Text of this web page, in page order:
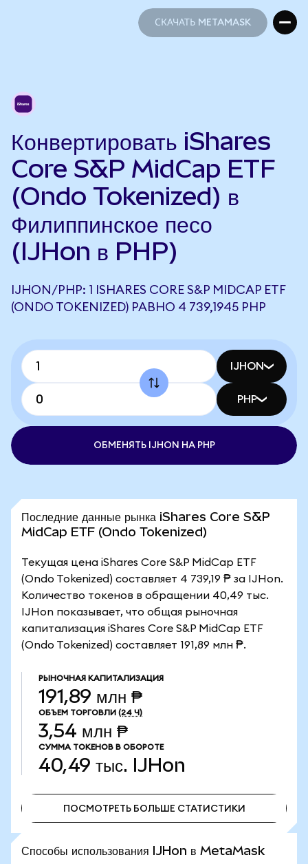
СКАЧАТЬ METAMASK
Конвертировать iShares
Core S&P MidCap ETF
(Ondo Tokenized) в
Филиппинское песо
(IJHon в PHP)
IJHON/PHP: 1 ISHARES CORE S&P MIDCAP ETF
(ONDO TOKENIZED) РАВНО 4 739,1945 PHP
IJHON
PHP
ОБМЕНЯТЬ IJHON НА PHP
Последние данные рынка iShares Core S&P
MidCap ETF (Ondo Tokenized)
Текущая цена iShares Core S&P MidCap ETF
(Ondo Tokenized) составляет 4 739,19 ₱ за IJHon.
Количество токенов в обращении 40,49 тыс.
IJHon показывает, что общая рыночная
капитализация iShares Core S&P MidCap ETF
(Ondo Tokenized) составляет 191,89 млн ₱.
РЫНОЧНАЯ КАПИТАЛИЗАЦИЯ
191,89 млн ₱
ОБЪЕМ ТОРГОВЛИ (24 Ч)
3,54 млн ₱
СУММА ТОКЕНОВ В ОБОРОТЕ
40,49 тыс. IJHon
ПОСМОТРЕТЬ БОЛЬШЕ СТАТИСТИКИ
Способы использования IJHon в MetaMask